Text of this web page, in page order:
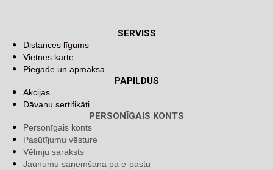
SERVISS
Distances līgums
Vietnes karte
Piegāde un apmaksa
PAPILDUS
Akcijas
Dāvanu sertifikāti
PERSONĪGAIS KONTS
Personīgais konts
Pasūtījumu vēsture
Vēlmju saraksts
Jaunumu saņemšana pa e-pastu